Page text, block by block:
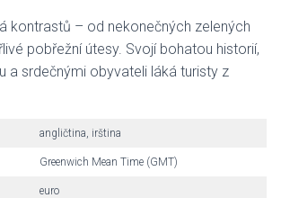
G
kontrastů – od nekonečných zelených
pobřežní útesy. Svojí bohatou historií,
a srdečnými obyvateli láká turisty z
angličtina, irština
Greenwich Mean Time (GMT)
euro